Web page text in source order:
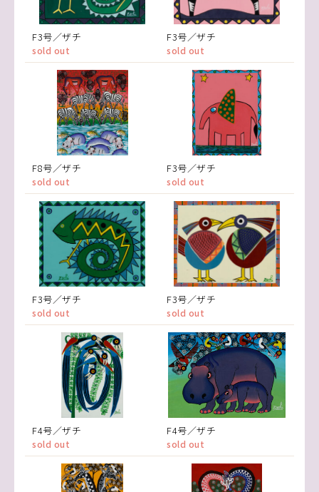
F3号／ザチ
sold out
F3号／ザチ
sold out
F8号／ザチ
sold out
F3号／ザチ
sold out
F3号／ザチ
sold out
F3号／ザチ
sold out
F4号／ザチ
sold out
F4号／ザチ
sold out